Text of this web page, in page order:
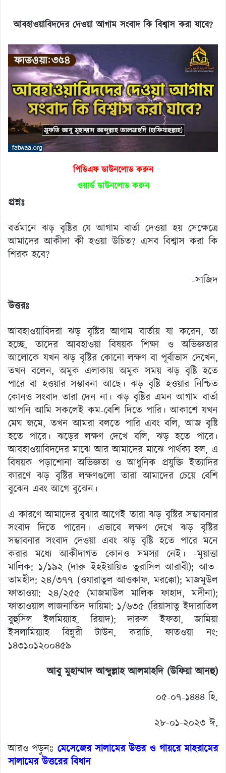
আবহাওয়াবিদদের দেওয়া আগাম সংবাদ কি বিশ্বাস করা যাবে?
পিডিএফ ডাউনলোড করুন
ওয়ার্ড ডাউনলোড করুন
প্রশ্নঃ
বর্তমানে ঝড় বৃষ্টির যে আগাম বার্তা দেওয়া হয় সেক্ষেত্রে
আমাদের আকীদা কী হওয়া উচিত? এসব বিশ্বাস করা কি
শিরক হবে?
-সাজিদ
উত্তরঃ
আবহাওয়াবিদরা ঝড় বৃষ্টির আগাম বার্তায় যা করেন, তা
হচ্ছে, তাদের আবহাওয়া বিষয়ক শিক্ষা ও অভিজ্ঞতার
আলোকে যখন ঝড় বৃষ্টির কোনো লক্ষণ বা পূর্বাভাস দেখেন,
তখন বলেন, অমুক এলাকায় অমুক সময় ঝড় বৃষ্টি হতে
পারে বা হওয়ার সম্ভাবনা আছে। ঝড় বৃষ্টি হওয়ার নিশ্চিত
কোনও সংবাদ তারা দেন না। ঝড় বৃষ্টির এমন আগাম বার্তা
আপনি আমি সকলেই কম-বেশি দিতে পারি। আকাশে যখন
মেঘ জমে, তখন আমরা বলতে পারি এবং বলি, আজ বৃষ্টি
হতে পারে। ঝড়ের লক্ষণ দেখে বলি, ঝড় হতে পারে।
আবহাওয়াবিদদের মাঝে আর আমাদের মাঝে পার্থক্য হল, এ
বিষয়ক পড়াশোনা অভিজ্ঞতা ও আধুনিক প্রযুক্তি ইত্যাদির
কারণে ঝড় বৃষ্টির লক্ষণগুলো তারা আমাদের চেয়ে বেশি
বুঝেন এবং আগে বুঝেন।
এ কারণে আমাদের বুঝার আগেই তারা ঝড় বৃষ্টির সম্ভাবনার
সংবাদ দিতে পারেন। এভাবে লক্ষণ দেখে ঝড় বৃষ্টির
সম্ভাবনার সংবাদ দেওয়া এবং ঝড় বৃষ্টি হতে পারে মনে
করার মধ্যে আকীদাগত কোনও সমস্যা নেই। -মুয়াত্তা
মালিক: ১/১৯২ (দারু ইহইয়ায়িত তুরাসিল আরাবী); আত-
তামহীদ: ২৪/৩৭৭ (ওযারাতুল আওকাফ, মরক্কো); মাজমুউল
ফাতাওয়া: ২৪/২৫৫ (মাজমাউল মালিক ফাহাদ, মদীনা);
ফাতাওয়াল লাজনাতিদ দায়িমা: ১/৬৩৫ (রিয়াসাতু ইদারাতিল
বুহুসিল ইলমিয়্যাহ, রিয়াদ); দারুল ইফতা, জামিয়া
ইসলামিয়্যাহ বিন্নুরী টাউন, করাচি, ফাতওয়া নং:
১৪৩১০১২০০৪৫৯
আবু মুহাম্মাদ আব্দুল্লাহ আলমাহদি (উফিয়া আনহু)
০৫-০৭-১৪৪৪ হি.
২৮-০১-২০২৩ ঈ.
আরও পড়ুনঃ মেসেজের সালামের উত্তর ও গায়রে মাহরামের
সালামের উত্তরের বিধান